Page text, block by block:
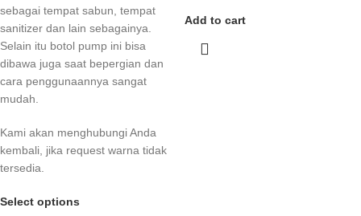
sebagai tempat sabun, tempat
sanitizer dan lain sebagainya.
Selain itu botol pump ini bisa
dibawa juga saat bepergian dan
cara penggunaannya sangat
mudah.
Kami akan menghubungi Anda
kembali, jika request warna tidak
tersedia.
Select options
Add to cart